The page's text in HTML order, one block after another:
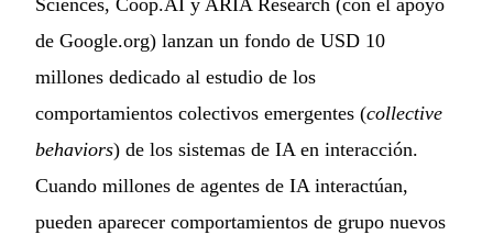
Sciences, Coop.AI y ARIA Research (con el apoyo
de Google.org) lanzan un fondo de USD 10
millones dedicado al estudio de los
comportamientos colectivos emergentes (collective
behaviors) de los sistemas de IA en interacción.
Cuando millones de agentes de IA interactúan,
pueden aparecer comportamientos de grupo nuevos